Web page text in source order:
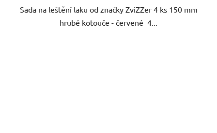
Sada na leštění laku od značky ZviZZer 4 ks 150 mm
hrubé kotouče - červené 4...